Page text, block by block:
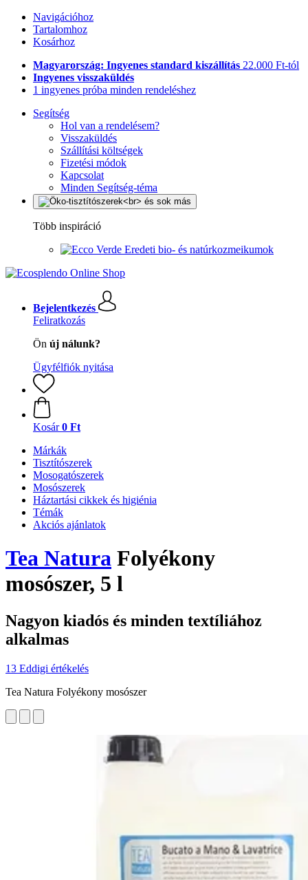
Navigációhoz
Tartalomhoz
Kosárhoz
Magyarország: Ingyenes standard kiszállítás 22.000 Ft-tól
Ingyenes visszaküldés
1 ingyenes próba minden rendeléshez
Segítség
Hol van a rendelésem?
Visszaküldés
Szállítási költségek
Fizetési módok
Kapcsolat
Minden Segítség-téma
Több inspiráció
Eredeti bio- és natúrkozmeikumok
Bejelentkezés
Feliratkozás
Ön új nálunk?
Ügyfélfiók nyitása
Kosár 0 Ft
Márkák
Tisztítószerek
Mosogatószerek
Mosószerek
Háztartási cikkek és higiénia
Témák
Akciós ajánlatok
Tea Natura Folyékony
mosószer, 5 l
Nagyon kiadós és minden textíliához
alkalmas
13 Eddigi értékelés
Tea Natura Folyékony mosószer